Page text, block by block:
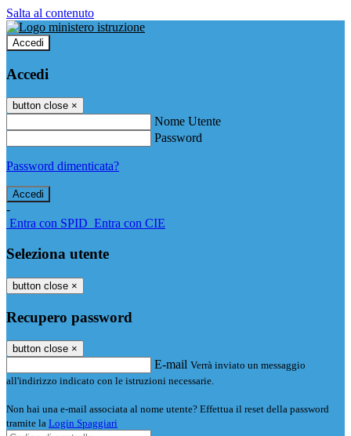
Salta al contenuto
Accedi
Accedi
button close ×
Nome Utente
Password
Password dimenticata?
-
Entra con SPID Entra con CIE
Seleziona utente
button close ×
Recupero password
button close ×
E-mail Verrà inviato un messaggio
all'indirizzo indicato con le istruzioni necessarie.
Non hai una e-mail associata al nome utente? Effettua il reset della password
tramite la Login Spaggiari